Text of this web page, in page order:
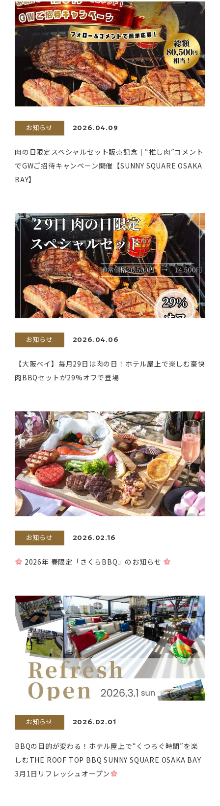
お知らせ 2026.04.09
肉の日限定スペシャルセット販売記念｜“推し肉”コメント
でGWご招待キャンペーン開催【SUNNY SQUARE OSAKA
BAY】
お知らせ 2026.04.06
【大阪ベイ】毎月29日は肉の日！ホテル屋上で楽しむ豪快
肉BBQセットが29%オフで登場
お知らせ 2026.02.16
2026年 春限定「さくらBBQ」のお知らせ
お知らせ 2026.02.01
BBQの目的が変わる！ホテル屋上で“くつろぐ時間”を楽
しむTHE ROOF TOP BBQ SUNNY SQUARE OSAKA BAY
3月1日リフレッシュオープン